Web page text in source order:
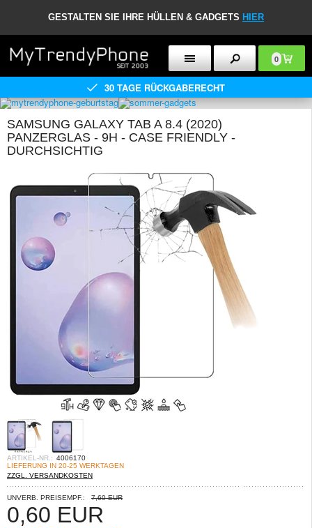
GESTALTEN SIE IHRE HÜLLEN & GADGETS HIER
0
30 TAGE RÜCKGABERECHT
SAMSUNG GALAXY TAB A 8.4 (2020)
PANZERGLAS - 9H - CASE FRIENDLY -
DURCHSICHTIG
ARTIKEL-NR.: 4006170
LIEFERUNG IN 20-25 WERKTAGEN
ZZGL. VERSANDKOSTEN
UNVERB. PREISEMPF.: 7,60 EUR
0,60 EUR